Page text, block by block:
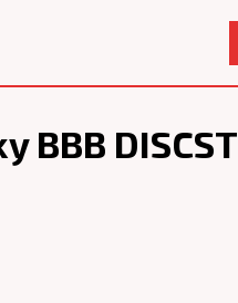
BBB